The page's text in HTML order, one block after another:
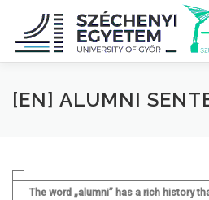
tartalomhoz
RÓLUNK ALUMNI
[EN] ALUMNI
The word „alumni” has a rich history